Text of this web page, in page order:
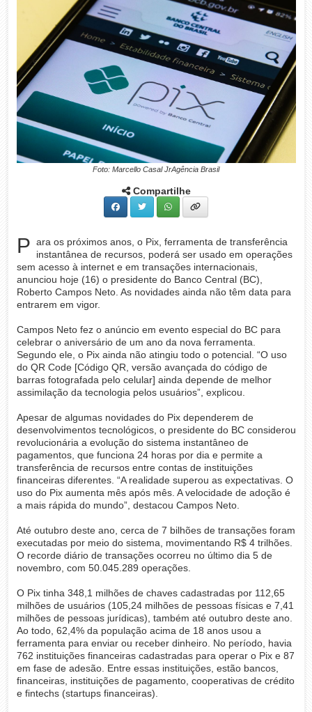
Foto: Marcello Casal JrAgência Brasil
Compartilhe
P ara os próximos anos, o Pix, ferramenta de transferência
instantânea de recursos, poderá ser usado em operações
sem acesso à internet e em transações internacionais,
anunciou hoje (16) o presidente do Banco Central (BC),
Roberto Campos Neto. As novidades ainda não têm data para
entrarem em vigor.
Campos Neto fez o anúncio em evento especial do BC para
celebrar o aniversário de um ano da nova ferramenta.
Segundo ele, o Pix ainda não atingiu todo o potencial. “O uso
do QR Code [Código QR, versão avançada do código de
barras fotografada pelo celular] ainda depende de melhor
assimilação da tecnologia pelos usuários”, explicou.
Apesar de algumas novidades do Pix dependerem de
desenvolvimentos tecnológicos, o presidente do BC considerou
revolucionária a evolução do sistema instantâneo de
pagamentos, que funciona 24 horas por dia e permite a
transferência de recursos entre contas de instituições
financeiras diferentes. “A realidade superou as expectativas. O
uso do Pix aumenta mês após mês. A velocidade de adoção é
a mais rápida do mundo”, destacou Campos Neto.
Até outubro deste ano, cerca de 7 bilhões de transações foram
executadas por meio do sistema, movimentando R$ 4 trilhões.
O recorde diário de transações ocorreu no último dia 5 de
novembro, com 50.045.289 operações.
O Pix tinha 348,1 milhões de chaves cadastradas por 112,65
milhões de usuários (105,24 milhões de pessoas físicas e 7,41
milhões de pessoas jurídicas), também até outubro deste ano.
Ao todo, 62,4% da população acima de 18 anos usou a
ferramenta para enviar ou receber dinheiro. No período, havia
762 instituições financeiras cadastradas para operar o Pix e 87
em fase de adesão. Entre essas instituições, estão bancos,
financeiras, instituições de pagamento, cooperativas de crédito
e fintechs (startups financeiras).